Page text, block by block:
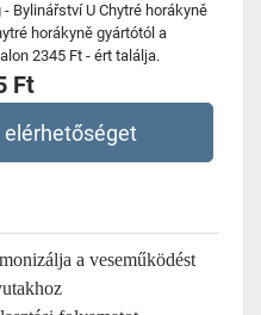
Bylinářství U Chytré horákyně
horákyně gyártótól a
2345 Ft - ért találja.
Ft
elérhetőséget
a veseműködést